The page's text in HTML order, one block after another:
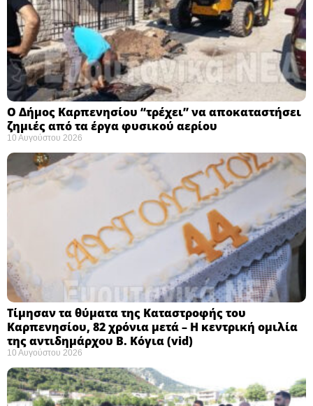
Ο Δήμος Καρπενησίου “τρέχει” να αποκαταστήσει
ζημιές από τα έργα φυσικού αερίου
10 Αυγούστου 2026
Τίμησαν τα θύματα της Καταστροφής του
Καρπενησίου, 82 χρόνια μετά – Η κεντρική ομιλία
της αντιδημάρχου Β. Κόγια (vid)
10 Αυγούστου 2026